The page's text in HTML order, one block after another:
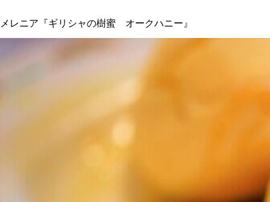
メレニア『ギリシャの樹蜜 オークハニー』